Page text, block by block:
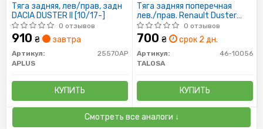
Тяга задняя, лев/прав, задн
DACIA DUSTER II [10/17-]
0 отзывов
910 ₴ завтра
Артикул:
25570AP
APLUS
КУПИТЬ
Тяга задняя поперечная
лев./прав. Renault Duster
4x4 3/10-
0 отзывов
700 ₴ срок 2 дн.
Артикул:
46-10056
TALOSA
КУПИТЬ
Смотреть все аналоги ↓